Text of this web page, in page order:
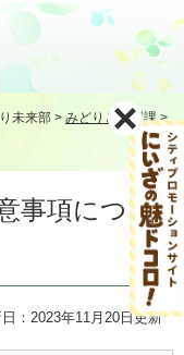
未来部 > みどりと公園課 >
事項につ
：2023年11月20日更新